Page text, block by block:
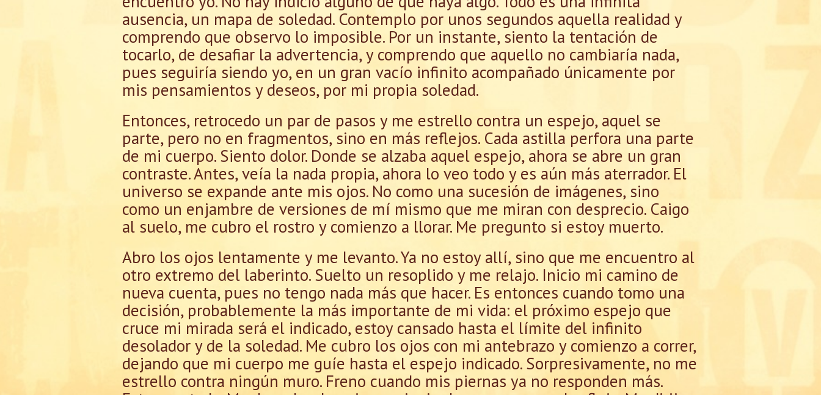
ausencia, un mapa de soledad. Contemplo por unos segundos aquella realidad y
comprendo que observo lo imposible. Por un instante, siento la tentación de
tocarlo, de desafiar la advertencia, y comprendo que aquello no cambiaría nada,
pues seguiría siendo yo, en un gran vacío infinito acompañado únicamente por
mis pensamientos y deseos, por mi propia soledad.
Entonces, retrocedo un par de pasos y me estrello contra un espejo, aquel se
parte, pero no en fragmentos, sino en más reflejos. Cada astilla perfora una parte
de mi cuerpo. Siento dolor. Donde se alzaba aquel espejo, ahora se abre un gran
contraste. Antes, veía la nada propia, ahora lo veo todo y es aún más aterrador. El
universo se expande ante mis ojos. No como una sucesión de imágenes, sino
como un enjambre de versiones de mí mismo que me miran con desprecio. Caigo
al suelo, me cubro el rostro y comienzo a llorar. Me pregunto si estoy muerto.
Abro los ojos lentamente y me levanto. Ya no estoy allí, sino que me encuentro al
otro extremo del laberinto. Suelto un resoplido y me relajo. Inicio mi camino de
nueva cuenta, pues no tengo nada más que hacer. Es entonces cuando tomo una
decisión, probablemente la más importante de mi vida: el próximo espejo que
cruce mi mirada será el indicado, estoy cansado hasta el límite del infinito
desolador y de la soledad. Me cubro los ojos con mi antebrazo y comienzo a correr,
dejando que mi cuerpo me guíe hasta el espejo indicado. Sorpresivamente, no me
estrello contra ningún muro. Freno cuando mis piernas ya no responden más.